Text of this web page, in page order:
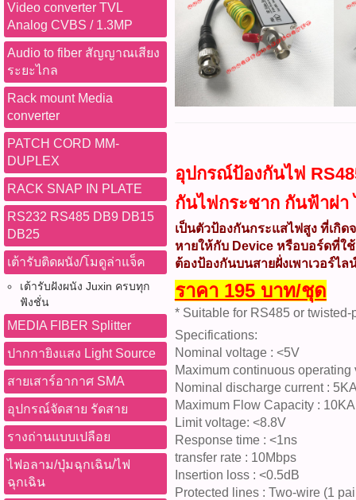
Video converter TVL
Analog CVBS / 1.3MP
Audio to fiber สัญญาณเสียง
ระยะไกล
Rack mount Media
converter
PATCH CORD MM-
DUPLEX
RACK SNAP IN PLATE
RS232 RS485 DB9 DB15
DB25
เต้ารับติดผนัง/โมดูล่าแจ็ค
เต้ารับฝังผนัง Juxin ครบทุก
ฟังชั่น
MEDIA FIBER Splitter
ปากกายิงแสง Light Source
สายเสาร์อากาศ SMA
อุปกรณ์จัดสาย รัดสาย
รางถ่านแบบเปลือย
ไฟอลาม/ปุ่มฉุกเฉิน/ไฟ
ฉุกเฉิน
อุปกรณ์ป้องกันไฟ
กันไฟกระชาก กันฟ้าผ่า
เป็นตัวป้องกันกระแสไฟสูง ที่เกิด
หายให้กับ Device หรือบอร์ดที่ใ
ต้องป้องกันบนสายฝั่งเพาเวอร์ไ
ราคา 195 บาท/ชุด
* Suitable for RS485 or
Specifications:
Nominal voltage : <5V
Maximum continuous operating
Nominal discharge current :
Maximum Flow Capacity : 10KA
Limit voltage: <8.8V
Response time : <1ns
transfer rate : 10Mbps
Insertion loss : <0.5dB
Protected lines : Two-wire (1